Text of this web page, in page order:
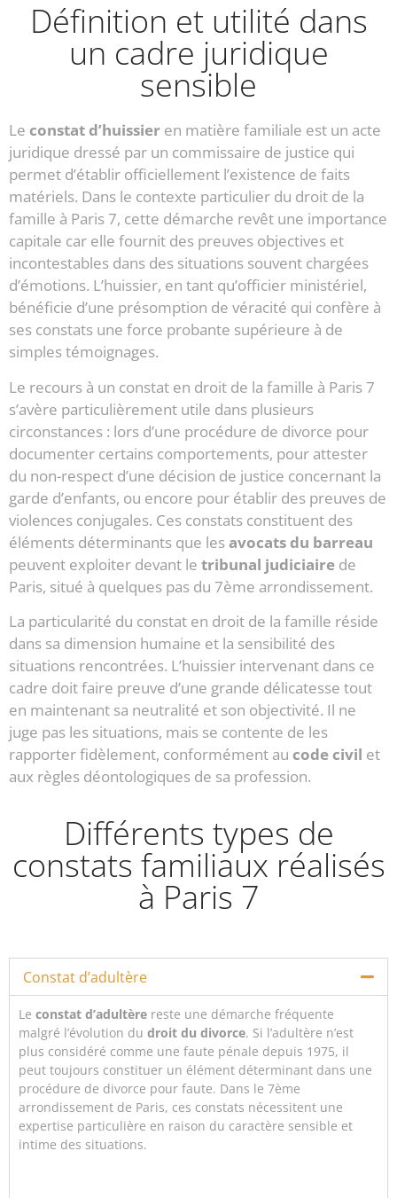
Définition et utilité dans
un cadre juridique
sensible
Le constat d’huissier en matière familiale est un acte
juridique dressé par un commissaire de justice qui
permet d’établir officiellement l’existence de faits
matériels. Dans le contexte particulier du droit de la
famille à Paris 7, cette démarche revêt une importance
capitale car elle fournit des preuves objectives et
incontestables dans des situations souvent chargées
d’émotions. L’huissier, en tant qu’officier ministériel,
bénéficie d’une présomption de véracité qui confère à
ses constats une force probante supérieure à de
simples témoignages.
Le recours à un constat en droit de la famille à Paris 7
s’avère particulièrement utile dans plusieurs
circonstances : lors d’une procédure de divorce pour
documenter certains comportements, pour attester
du non-respect d’une décision de justice concernant la
garde d’enfants, ou encore pour établir des preuves de
violences conjugales. Ces constats constituent des
éléments déterminants que les avocats du barreau
peuvent exploiter devant le tribunal judiciaire de
Paris, situé à quelques pas du 7ème arrondissement.
La particularité du constat en droit de la famille réside
dans sa dimension humaine et la sensibilité des
situations rencontrées. L’huissier intervenant dans ce
cadre doit faire preuve d’une grande délicatesse tout
en maintenant sa neutralité et son objectivité. Il ne
juge pas les situations, mais se contente de les
rapporter fidèlement, conformément au code civil et
aux règles déontologiques de sa profession.
Différents types de
constats familiaux réalisés
à Paris 7
Constat d’adultère
Le constat d’adultère reste une démarche fréquente
malgré l’évolution du droit du divorce. Si l’adultère n’est
plus considéré comme une faute pénale depuis 1975, il
peut toujours constituer un élément déterminant dans une
procédure de divorce pour faute. Dans le 7ème
arrondissement de Paris, ces constats nécessitent une
expertise particulière en raison du caractère sensible et
intime des situations.